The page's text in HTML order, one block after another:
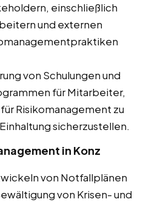
einschließlich
und externen
von Schulungen und
für Mitarbeiter,
Risikomanagement zu
sicherzustellen.
in Konz
von Notfallplänen
von Krisen- und